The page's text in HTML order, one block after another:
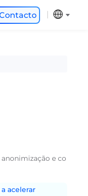
e co
acelerar